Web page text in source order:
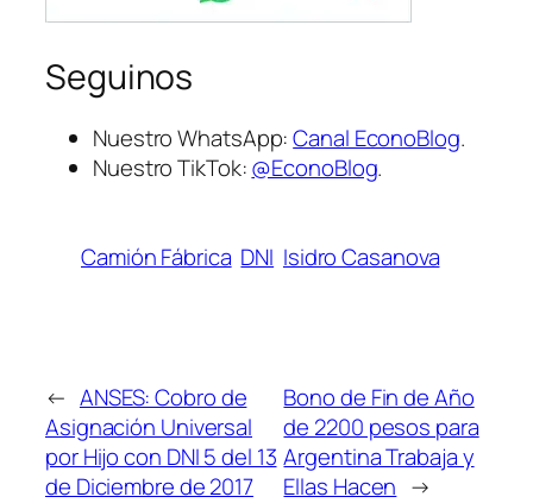
Seguinos
Nuestro WhatsApp:Canal EconoBlog.
Nuestro TikTok:@EconoBlog.
Camión Fábrica DNI Isidro Casanova
← ANSES: Cobro de
Asignación Universal
por Hijo con DNI 5 del 13
de Diciembre de 2017
Bono de Fin de Año
de 2200 pesos para
Argentina Trabaja y
Ellas Hacen →